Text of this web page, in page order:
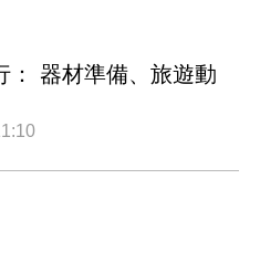
： 器材準備、旅遊動